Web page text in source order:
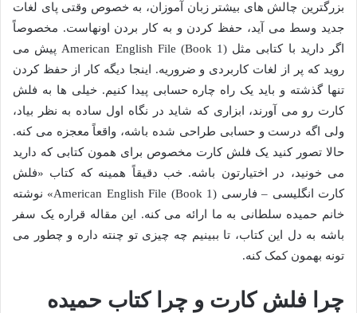
بزرگترین چالش های بیشتر زبان آموزان، به خصوص وقتی پای لغات
جدید وسط می آید، حفظ کردن و به کار بردن اونهاست. مخصوصاً
اگر دارید با کتابی مثل American English File (Book 1) پیش می
روید که پر از لغات کاربردی و ضروریه. اینجا دیگه کار از حفظ کردن
تنها گذشته و باید یک راه چاره حسابی پیدا کنیم. خیلی ها به فلش
کارت رو می آورند، ابزاری که شاید در نگاه اول ساده به نظر بیاد،
ولی اگه درست و حسابی طراحی شده باشه، واقعاً معجزه می کنه.
حالا تصور کنید یک فلش کارت مخصوص برای همون کتابی که دارید
می خونید، در اختیارتون باشه. خب دقیقاً همینه که کتاب «فلش
کارت انگلیسی – فارسی American English File (Book 1)» نوشته
خانم حمیده سلطانی به ما ارائه می کنه. این مقاله قراره یک سفر
باشه به دل این کتاب، تا ببینیم چه چیزی تو چنته داره و چطور می
تونه بهمون کمک کنه.
چرا فلش کارت و چرا کتاب حمیده